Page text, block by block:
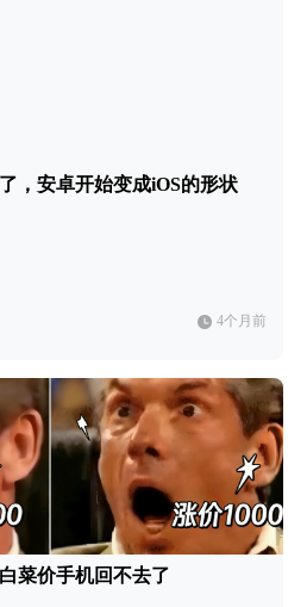
，安卓开始变成iOS的形状
4个月前
菜价手机回不去了